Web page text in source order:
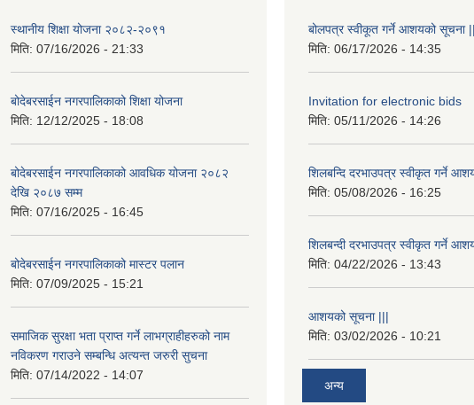
स्थानीय शिक्षा योजना २०८२-२०९१
मिति: 07/16/2026 - 21:33
बोदेबरसाईन नगरपालिकाको शिक्षा योजना
मिति: 12/12/2025 - 18:08
बोदेबरसाईन नगरपालिकाको आवधिक योजना २०८२
देखि २०८७ सम्म
मिति: 07/16/2025 - 16:45
बोदेबरसाईन नगरपालिकाको मास्टर पलान
मिति: 07/09/2025 - 15:21
समाजिक सुरक्षा भता प्राप्त गर्ने लाभग्राहीहरुको नाम
नविकरण गराउने सम्बन्धि अत्यन्त जरुरी सुचना
मिति: 07/14/2022 - 14:07
बोलपत्र स्वीकूत गर्ने आशयको सूचना
मिति: 06/17/2026 - 14:35
Invitation for electronic bids
मिति: 05/11/2026 - 14:26
शिलबन्दि दरभाउपत्र स्वीकृत गर्ने
मिति: 05/08/2026 - 16:25
शिलबन्दी दरभाउपत्र स्वीकृत गर्ने
मिति: 04/22/2026 - 13:43
आशयको सूचना |||
मिति: 03/02/2026 - 10:21
अन्य